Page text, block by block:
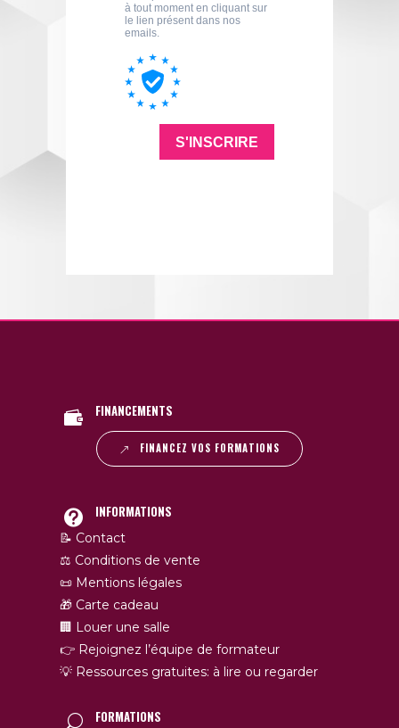
FINANCEMENTS
FINANCEZ VOS FORMATIONS
INFORMATIONS
📝 Contact
⚖️ Conditions de vente
📜 Mentions légales
🎁 Carte cadeau
🏢 Louer une salle
👉 Rejoignez l’équipe de formateur
💡 Ressources gratuites: à lire ou regarder
FORMATIONS